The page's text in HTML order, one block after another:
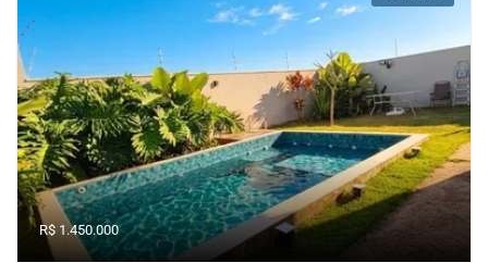
R$ 1.450.000